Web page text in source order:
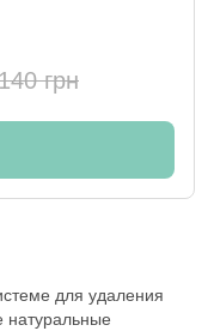
грн
для удаления
натуральные